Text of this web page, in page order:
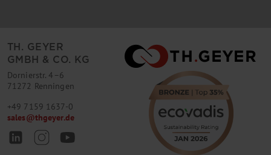
TH. GEYER
GMBH & CO. KG
Dornierstr. 4–6
71272 Renningen
+49 7159 1637-0
sales@thgeyer.de